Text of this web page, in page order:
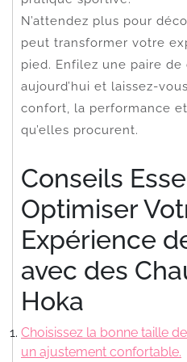
N’attendez plus pour
peut transformer votre
pied. Enfilez une paire de
aujourd’hui et laissez-
confort, la performance
qu’elles procurent.
Conseils
Optimiser
Expérience
avec des
Hoka
Choisissez la bonne taille
un ajustement confortable.